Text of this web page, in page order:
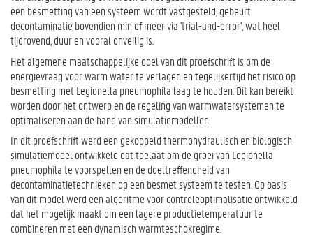
een besmetting van een systeem wordt vastgesteld, gebeurt
decontaminatie bovendien min of meer via 'trial-and-error', wat heel
tijdrovend, duur en vooral onveilig is.
Het algemene maatschappelijke doel van dit proefschrift is om de
energievraag voor warm water te verlagen en tegelijkertijd het risico op
besmetting met Legionella pneumophila laag te houden. Dit kan bereikt
worden door het ontwerp en de regeling van warmwatersystemen te
optimaliseren aan de hand van simulatiemodellen.
In dit proefschrift werd een gekoppeld thermohydraulisch en biologisch
simulatiemodel ontwikkeld dat toelaat om de groei van Legionella
pneumophila te voorspellen en de doeltreffendheid van
decontaminatietechnieken op een besmet systeem te testen. Op basis
van dit model werd een algoritme voor controleoptimalisatie ontwikkeld
dat het mogelijk maakt om een lagere productietemperatuur te
combineren met een dynamisch warmteschokregime.